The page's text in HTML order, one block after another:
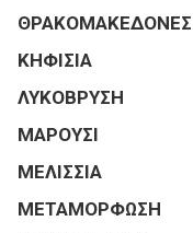
ΘΡΑΚΟΜΑΚΕΔΟΝΕΣ
ΚΗΦΙΣΙΑ
ΛΥΚΟΒΡΥΣΗ
ΜΑΡΟΥΣΙ
ΜΕΛΙΣΣΙΑ
ΜΕΤΑΜΟΡΦΩΣΗ